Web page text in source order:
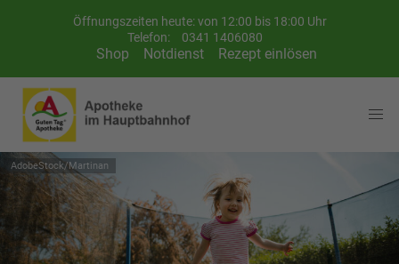
Öffnungszeiten heute: von 12:00 bis 18:00 Uhr
Telefon:
0341 1406080
Shop Notdienst Rezept einlösen
AdobeStock/Martinan